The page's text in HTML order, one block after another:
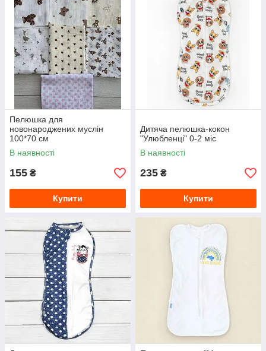
Пелюшка для
новонароджених муслін
100*70 см
В наявності
155 ₴
Купити
Дитяча пелюшка-кокон
"Улюбленці" 0-2 міс
В наявності
235 ₴
Купити